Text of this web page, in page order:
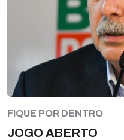
FIQUE POR DENTRO
JOGO ABERTO